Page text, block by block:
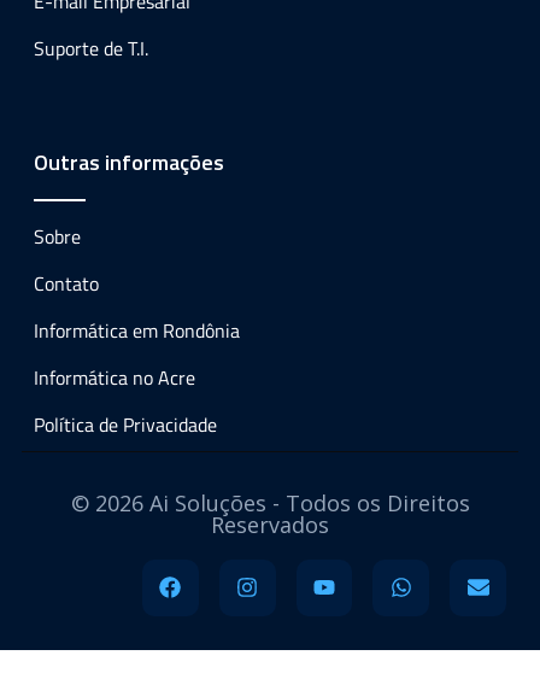
Suporte de T.I.
Outras informações
Sobre
Contato
Informática em Rondônia
Informática no Acre
Política de Privacidade
© 2026 Ai Soluções - Todos os Direitos
Reservados